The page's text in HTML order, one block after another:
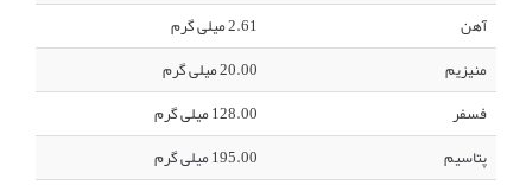
آهن
2.61 میلی گرم
منیزیم
20.00 میلی گرم
فسفر
128.00 میلی گرم
پتاسیم
195.00 میلی گرم